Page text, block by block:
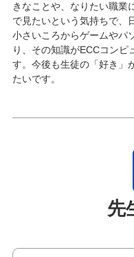
きなことや、なりたい職業
で見たいという気持ちで、
小さいころからゲームやパ
り、その知識がECCコンピ
す。今後も生徒の「好き」
たいです。
先